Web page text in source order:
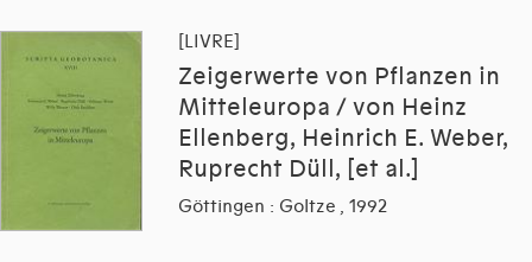
[LIVRE]
Zeigerwerte von Pflanzen in
Mitteleuropa / von Heinz
Ellenberg, Heinrich E. Weber,
Ruprecht Düll, [et al.]
Göttingen : Goltze , 1992